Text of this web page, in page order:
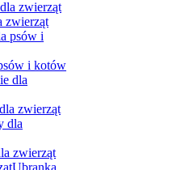
zwierząt
i kotów
zwierząt
zwierząt
Ubranka